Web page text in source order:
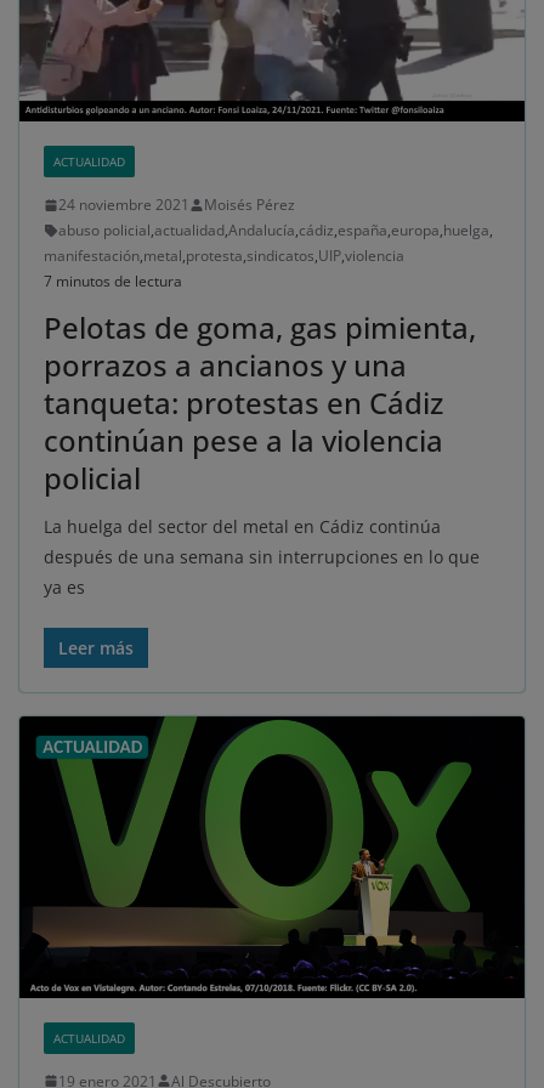
ACTUALIDAD
24 noviembre 2021
Moisés Pérez
abuso policial,actualidad,Andalucía,cádiz,españa,europa,huelga,
manifestación,metal,protesta,sindicatos,UIP,violencia
7 minutos de lectura
Pelotas de goma, gas pimienta,
porrazos a ancianos y una
tanqueta: protestas en Cádiz
continúan pese a la violencia
policial
La huelga del sector del metal en Cádiz continúa
después de una semana sin interrupciones en lo que
ya es
Leer más
ACTUALIDAD
19 enero 2021 Al Descubierto